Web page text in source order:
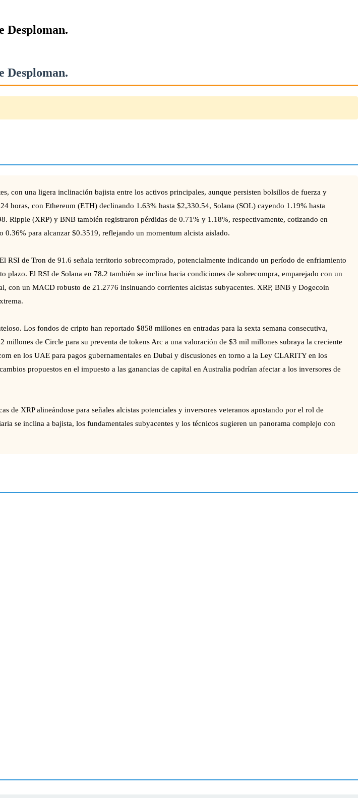
Desploman.
Desploman.
con una ligera inclinación bajista entre los activos principales, aunque persisten bolsillos de fuerza y
horas, con Ethereum (ETH) declinando 1.63% hasta $2,330.54, Solana (SOL) cayendo 1.19% hasta
Ripple (XRP) y BNB también registraron pérdidas de 0.71% y 1.18%, respectivamente, cotizando en
para alcanzar $0.3519, reflejando un momentum alcista aislado.
RSI de Tron de 91.6 señala territorio sobrecomprado, potencialmente indicando un período de enfriamiento
El RSI de Solana en 78.2 también se inclina hacia condiciones de sobrecompra, emparejado con un
un MACD robusto de 21.2776 insinuando corrientes alcistas subyacentes. XRP, BNB y Dogecoin
Los fondos de cripto han reportado $858 millones en entradas para la sexta semana consecutiva,
de Circle para su preventa de tokens Arc a una valoración de $3 mil millones subraya la creciente
en los UAE para pagos gubernamentales en Dubai y discusiones en torno a la Ley CLARITY en los
propuestos en el impuesto a las ganancias de capital en Australia podrían afectar a los inversores de
XRP alineándose para señales alcistas potenciales y inversores veteranos apostando por el rol de
se inclina a bajista, los fundamentales subyacentes y los técnicos sugieren un panorama complejo con